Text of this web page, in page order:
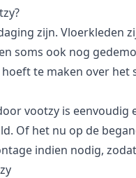
zijn.
soms ook nog
te maken over het
vootzy is
Of het nu op de
indien nodig,